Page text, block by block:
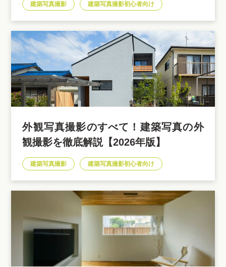
建築写真撮影 建築写真撮影初心者向け
外観写真撮影のすべて！建築写真の外
観撮影を徹底解説【2026年版】
建築写真撮影 建築写真撮影初心者向け